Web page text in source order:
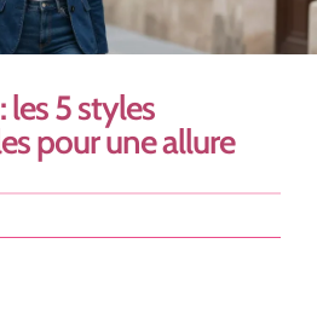
les 5 styles
pour une allure